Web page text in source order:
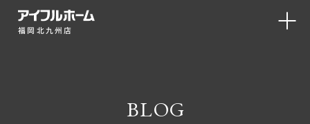
福岡北九州店
BLOG